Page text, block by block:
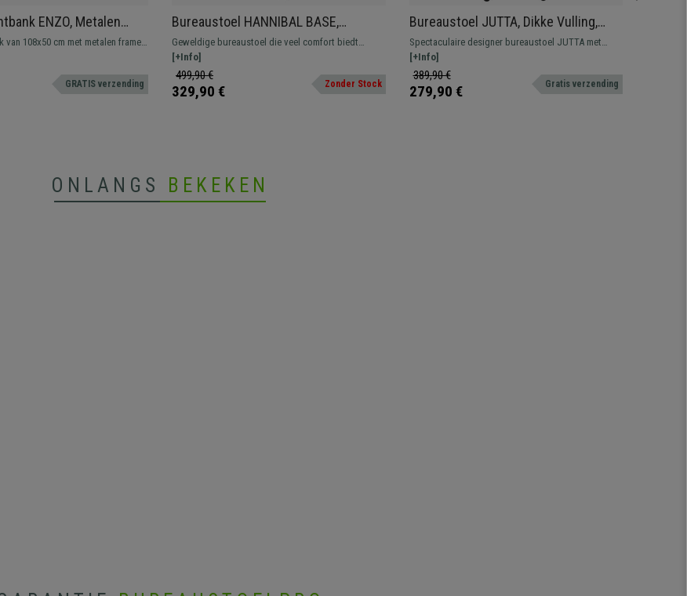
ENZO, Metalen
Kunststof
van 108x50 cm met metalen frame
kunststof designszittingen. Zeer
Verkrijgbaar in
en configuraties.GRATIS verzending
Bureaustoel HANNIBAL BASE,
Verstelbare Armleuningen, in Leder,
Grijs
Geweldige bureaustoel die veel comfort biedt
tijdens het dagelijkse gebruik. Verkrijgbaar in
verschillende kleuren en afwerkingen.
[+Info]
499,90 €
329,90 € Zonder Stock
Bureaustoel JUTTA, Dikke Vulling,
Elegant Ontwerp met Hout en
Lederen Bekleding in de kleur Bruin
Spectaculaire designer bureaustoel JUTTA met
walnoot houten frame en bekleding van
hoogwaardig kunstleder. Verkrijgbaar in diverse
kleuren.
[+Info]
389,90 €
279,90 € Gratis verzending
ONLANGS BEKEKEN